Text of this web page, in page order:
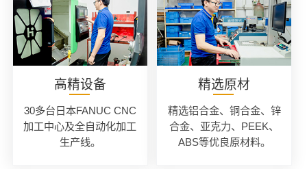
高精设备
30多台日本FANUC CNC
加工中心及全自动化加工
生产线。
精选原材
精选铝合金、铜合金、锌
合金、亚克力、PEEK、
ABS等优良原材料。